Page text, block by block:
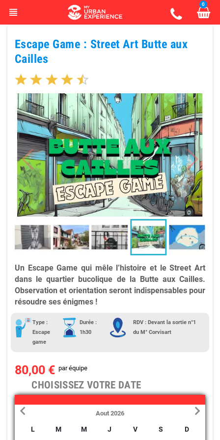
view_headline
0
Escape Game : Street Art Butte aux
Cailles
Un Escape Game qui mêle l’histoire et le Street Art
dans le quartier bucolique de la Butte aux Cailles.
Observation et orientation seront indispensables pour
résoudre ses énigmes !
Type :
Escape
game
Durée :
1h30
RDV : Devant la sortie n°1
du M° Corvisart
80,00 € par équipe
CHOISISSEZ VOTRE DATE
Aout 2026
L M M J V S D